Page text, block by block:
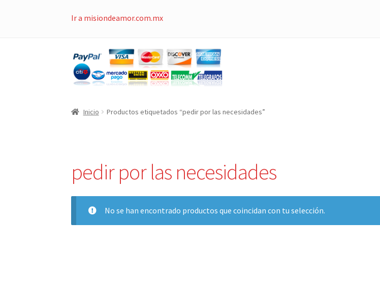
Ir a misiondeamor.com.mx
Inicio Productos etiquetados “pedir por las necesidades”
pedir por las necesidades
No se han encontrado productos que coincidan con tu selección.